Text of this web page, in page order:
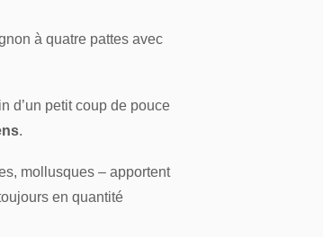
à quatre pattes avec
d’un petit coup de pouce
.
mollusques – apportent
en quantité